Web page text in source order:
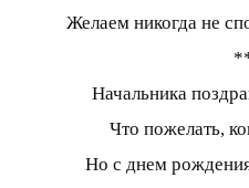
Желаем никогда не
Начальника
Что пожелать,
Но с днем